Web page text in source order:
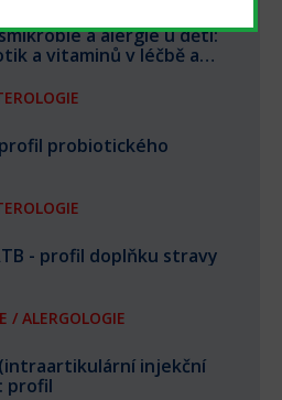
a alergie u dětí:
a vitaminů v léčbě a
probiotického
- profil doplňku stravy
/ ALERGOLOGIE
(intraartikulární injekční
profil